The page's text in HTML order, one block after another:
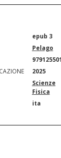
epub 3
Pelago
2025
Scienze
Fisica
ita